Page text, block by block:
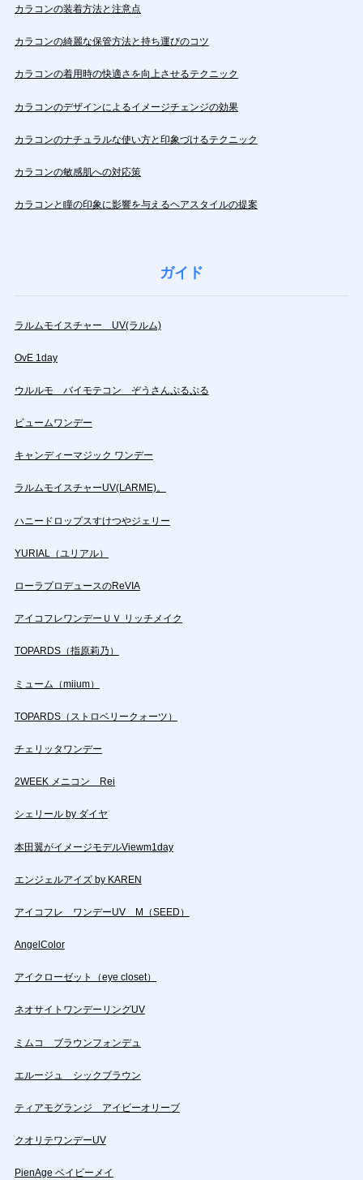
カラコンの装着方法と注意点
カラコンの綺麗な保管方法と持ち運びのコツ
カラコンの着用時の快適さを向上させるテクニック
カラコンのデザインによるイメージチェンジの効果
カラコンのナチュラルな使い方と印象づけるテクニック
カラコンの敏感肌への対応策
カラコンと瞳の印象に影響を与えるヘアスタイルの提案
ガイド
ラルムモイスチャー UV(ラルム)
OvE 1day
ウルルモ バイモテコン ぞうさんぷるぷる
ビュームワンデー
キャンディーマジック ワンデー
ラルムモイスチャーUV(LARME)。
ハニードロップスすけつやジェリー
YURIAL（ユリアル）
ローラプロデュースのReVIA
アイコフレワンデーＵＶ リッチメイク
TOPARDS（指原莉乃）
ミューム（miium）
TOPARDS（ストロベリークォーツ）
チェリッタワンデー
2WEEK メニコン Rei
シェリール by ダイヤ
本田翼がイメージモデルViewm1day
エンジェルアイズ by KAREN
アイコフレ ワンデーUV M（SEED）
AngelColor
アイクローゼット（eye closet）
ネオサイトワンデーリングUV
ミムコ ブラウンフォンデュ
エルージュ シックブラウン
ティアモグランジ アイビーオリーブ
クオリテワンデーUV
PienAge ベイビーメイ